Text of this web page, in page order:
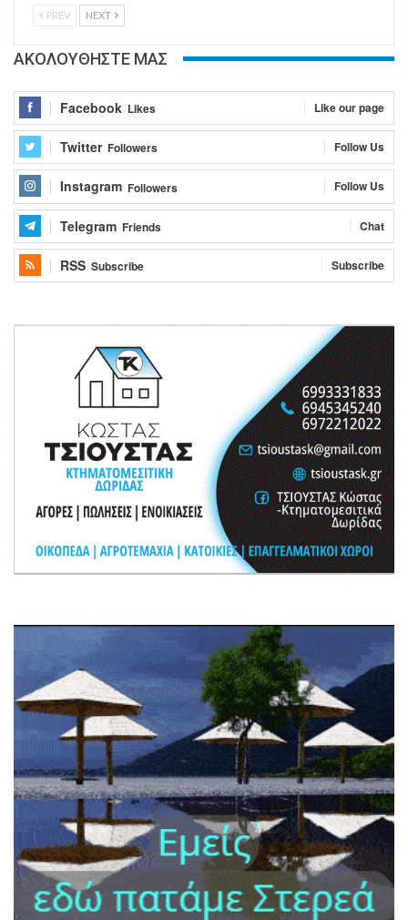
PREV NEXT
ΑΚΟΛΟΥΘΗΣΤΕ ΜΑΣ
Facebook Likes Like our page
Twitter Followers Follow Us
Instagram Followers Follow Us
Telegram Friends Chat
RSS Subscribe Subscribe